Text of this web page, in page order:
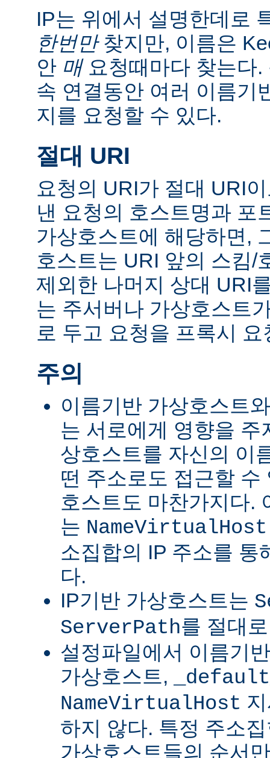
IP는 위에서 설명한데로
한번만찾지만, 이름은
안 매요청때마다 찾는다.
속 연결동안 여러 이름기
지를 요청할 수 있다.
절대 URI
요청의 URI가 절대 URI
낸 요청의 호스트명과 포
가상호스트에 해당하면,
호스트는 URI 앞의 스킴/
제외한 나머지 상대 URI
는 주서버나 가상호스트
로 두고 요청을 프록시
주의
이름기반 가상호스트
는 서로에게 영향을 주
상호스트를 자신의 이
떤 주소로도 접근할 수
호스트도 마찬가지다.
는 NameVirtualHost
소집합의 IP 주소를 통
다.
IP기반 가상호스트는
ServerPath를 절대
설정파일에서 이름기
가상호스트,
NameVirtualHost
하지 않다. 특정 주소
가상호스트들의 순서